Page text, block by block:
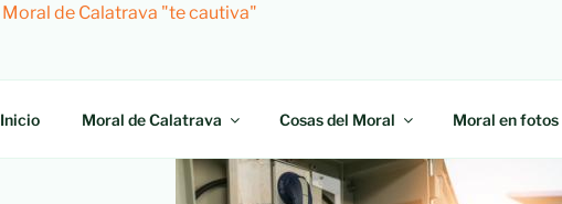
Moral de Calatrava "te cautiva"
Inicio Moral de Calatrava Cosas del Moral Moral en fotos